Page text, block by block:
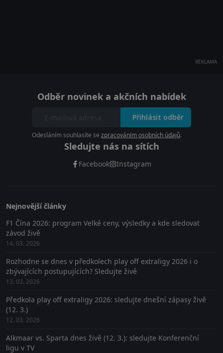
REKLAMA
Odběr novinek a akčních nabídek
Přihlásit odběr
Odesláním souhlasíte se zpracováním osobních údajů.
Sledujte nás na sítích
Facebook Instagram
Nejnovější články
F1 Čína 2026: program Velké ceny, výsledky a kde sledovat
závod živě
14. 03. 2026
Rozhodne se dnes v předkolech play off extraligy 2026 i o
zbývajících postupujících? Sledujte živě
13. 03. 2026
Předkola play off extraligy 2026: sledujte dnešní zápasy živě
(12. 3.)
12. 03. 2026
Alkmaar vs. Sparta dnes živě (12. 3.): sledujte Konferenční
ligu v TV